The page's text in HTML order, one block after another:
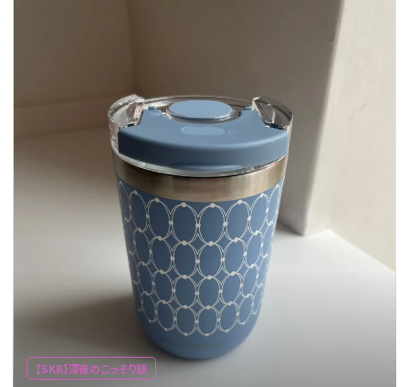
【SKB】深夜のこっそり話